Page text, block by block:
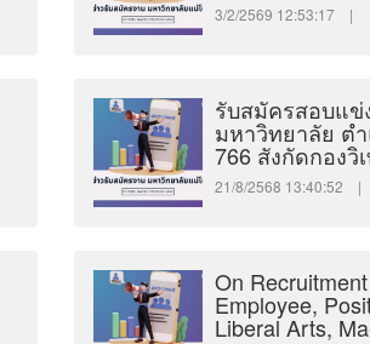
3/2/2569 12:53:17 |
รับสมัครสอบแข่
มหาวิทยาลัย ต
766 สังกัดกอง
21/8/2568 13:40:52 |
On
Employee,
Liberal Arts,